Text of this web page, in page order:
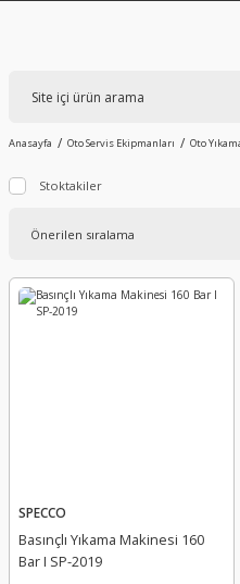
Anasayfa Oto Servis Ekipmanları Oto
Stoktakiler
SPECCO
Basınçlı Yıkama Makinesi 160
Bar I SP-2019